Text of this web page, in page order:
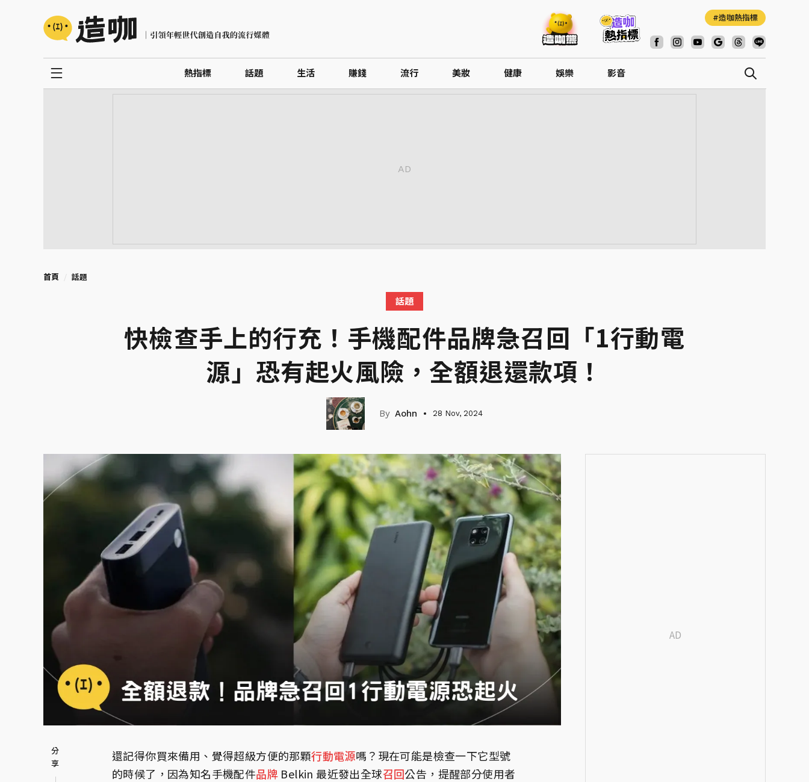
造咖熱指標
熱指標 話題 生活 賺錢 流行 美妝 健康 娛樂 影音
首頁 話題
話題
快檢查手上的行充！手機配件品牌急召回「1行動電
源」恐有起火風險，全額退還款項！
Aohn 28 Nov, 2024
還記得你買來備用、覺得超級方便的那顆行動電源嗎？現在可能是檢查一下它型號
的時候了，因為知名手機配件品牌 Belkin 最近發出全球召回公告，提醒部分使用者